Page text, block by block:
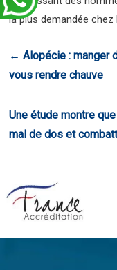
la plus demandée
← Alopécie : manger
vous rendre chauve
Une étude montre
mal de dos et